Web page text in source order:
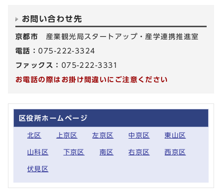
お問い合わせ先
京都市 産業観光局スタートアップ・産学連携推進室
電話：075-222-3324
ファックス： 075-222-3331
お電話の際はお掛け間違いにご注意ください
区役所ホームページ
北区 上京区 左京区 中京区 東山区
山科区 下京区 南区 右京区 西京区
伏見区